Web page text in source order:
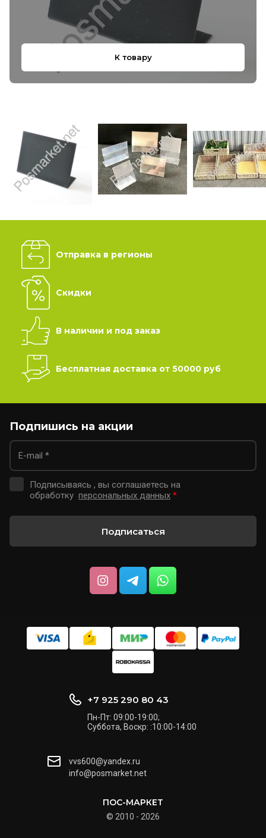
К товару
Отправка в регионы
Скидки
В наличии и под заказ
Бесплатная доставка от 50000 руб
Подпишись на акции
Подписываясь , вы соглашаетесь на
обработку персональных данных *
Подписаться
ПОС-МАРКЕТ
© 2010 - 2026
+7 925 290 80 43
Пн-Пт: 09:00-19:00;
Cуббота, Воскр: :10:00-14:00
vvs600@yandex.ru
info@posmarket.net